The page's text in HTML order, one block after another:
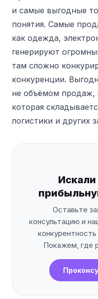
и самые выгодные
понятия. Самые
как одежда,
генерируют
там сложно
конкуренции.
не объёмом продаж,
которая
логистики и других
Оставьте
консультацию и
Покажем, где